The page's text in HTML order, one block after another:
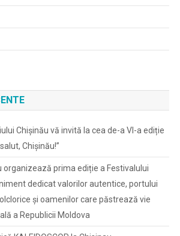
Chișinău vă invită la cea de-a VI-a ediție
Chișinău!”
organizează prima ediție a Festivalului
dedicat valorilor autentice, portului
și oamenilor care păstrează vie
a Republicii Moldova